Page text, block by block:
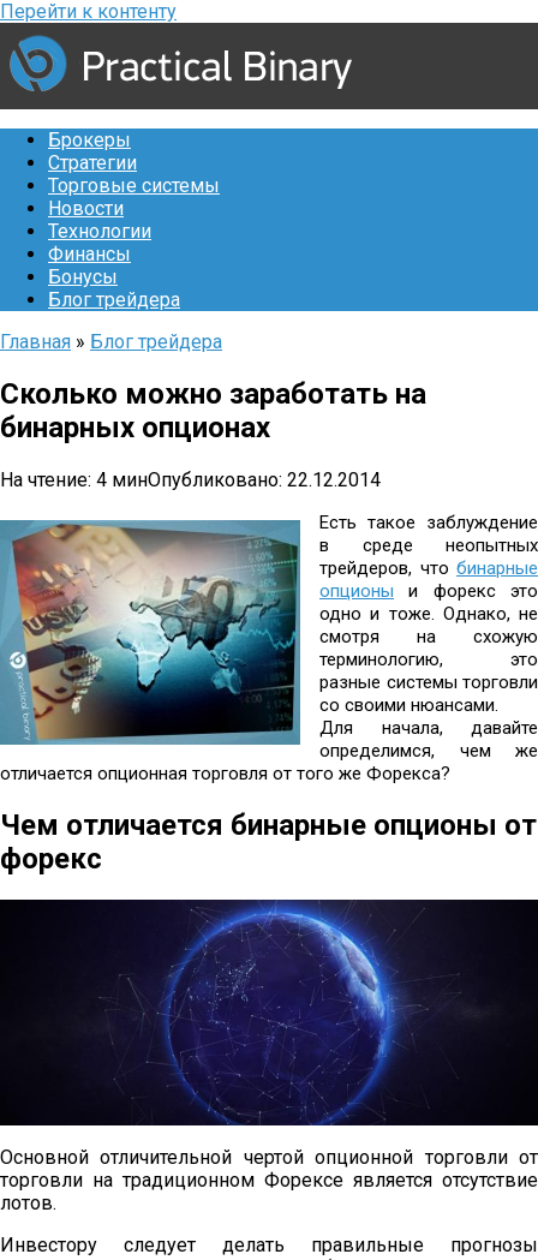
Перейти к контенту
Брокеры
Стратегии
Торговые системы
Новости
Технологии
Финансы
Бонусы
Блог трейдера
Главная » Блог трейдера
Сколько можно заработать на
бинарных опционах
На чтение: 4 минОпубликовано: 22.12.2014
Есть такое заблуждение
в среде неопытных
трейдеров, что бинарные
опционы и форекс это
одно и тоже. Однако, не
смотря на схожую
терминологию, это
разные системы торговли
со своими нюансами.
Для начала, давайте
определимся, чем же
отличается опционная торговля от того же Форекса?
Чем отличается бинарные опционы от
форекс
Основной отличительной чертой опционной торговли от
торговли на традиционном Форексе является отсутствие
лотов.
Инвестору следует делать правильные прогнозы